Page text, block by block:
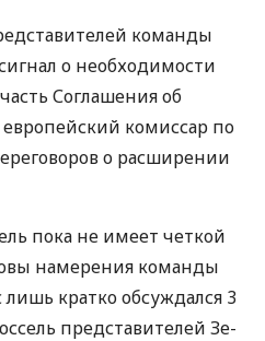
команды
о необходимости
Соглашения об
европейский комиссар по
о расширении
пока не имеет четкой
намерения команды
лишь кратко обсуждался 3
представителей Зе-